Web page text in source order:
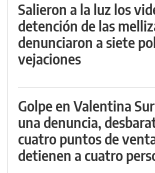
Salieron a la luz los
detención de las
denunciaron a siete
vejaciones
Golpe en Valentina
una denuncia,
cuatro puntos de
detienen a cuatro